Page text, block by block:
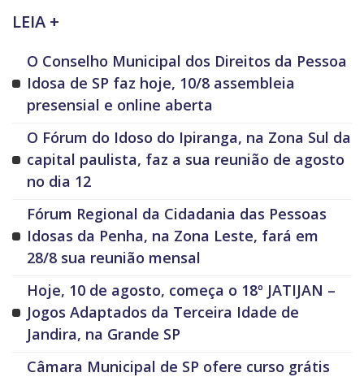
LEIA +
O Conselho Municipal dos Direitos da Pessoa
Idosa de SP faz hoje, 10/8 assembleia
presensial e online aberta
O Fórum do Idoso do Ipiranga, na Zona Sul da
capital paulista, faz a sua reunião de agosto
no dia 12
Fórum Regional da Cidadania das Pessoas
Idosas da Penha, na Zona Leste, fará em
28/8 sua reunião mensal
Hoje, 10 de agosto, começa o 18º JATIJAN –
Jogos Adaptados da Terceira Idade de
Jandira, na Grande SP
Câmara Municipal de SP ofere curso grátis